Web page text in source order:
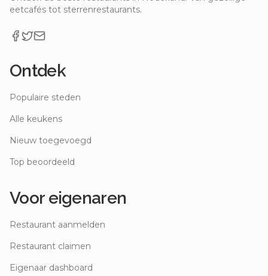
eetcafés tot sterrenrestaurants.
Ontdek
Populaire steden
Alle keukens
Nieuw toegevoegd
Top beoordeeld
Voor eigenaren
Restaurant aanmelden
Restaurant claimen
Eigenaar dashboard